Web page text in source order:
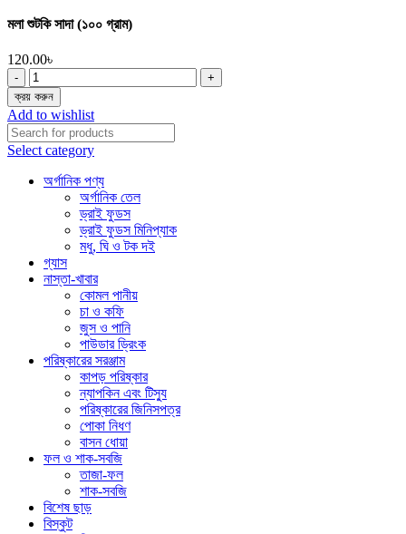
মলা শুটকি সাদা (১০০ গ্রাম)
120.00৳
মলা
শুটকি
সাদা
(১০০
গ্রাম)
quantity
ক্রয় করুন
Add to wishlist
Select category
অর্গানিক পণ্য
অর্গানিক তেল
ড্রাই ফুডস
ড্রাই ফুডস মিনিপ্যাক
মধু, ঘি ও টক দই
গ্যাস
নাস্তা-খাবার
কোমল পানীয়
চা ও কফি
জুস ও পানি
পাউডার ড্রিংক
পরিষ্কারের সরঞ্জাম
কাপড় পরিষ্কার
ন্যাপকিন এবং টিস্যু
পরিষ্কারের জিনিসপত্র
পোকা নিধণ
বাসন ধোয়া
ফল ও শাক-সবজি
তাজা-ফল
শাক-সবজি
বিশেষ ছাড়
বিস্কুট